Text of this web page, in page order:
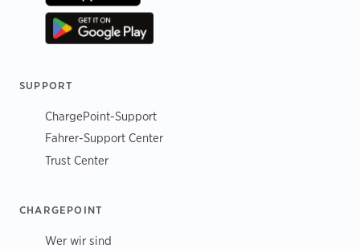
SUPPORT
ChargePoint-Support
Fahrer-Support Center
Trust Center
CHARGEPOINT
Wer wir sind